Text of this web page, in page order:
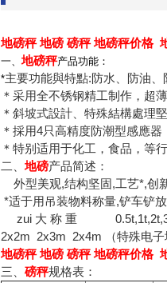
地磅秤 地磅 磅秤 地磅秤价格
一、地磅秤产品功能：
*主要功能與特點:防水、防油、
＊采用全不锈钢精工制作，超
＊斜坡式設計、特殊結構處理
＊採用4只高精度防潮型感應
＊特别适用于化工，食品，等行
二、地磅产品简述：
外型美观,结构坚固,工艺*,创
*适于用吊装物料称量,铲车铲
zui 大 称 重
2x2m 2x3m 2x4m （特殊电子
地磅秤 地磅 磅秤 地磅秤价格
三、 磅秤规格表：